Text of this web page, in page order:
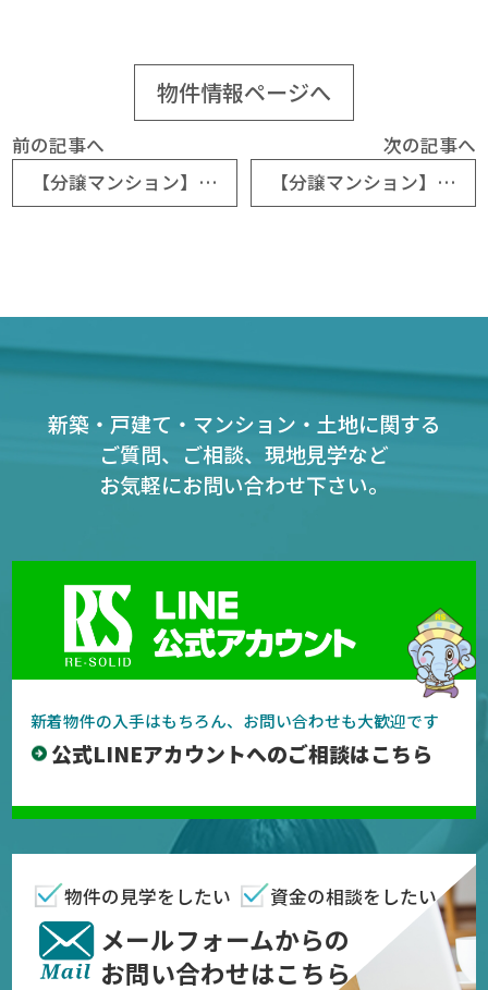
物件情報ページへ
前の記事へ
【分譲マンション】横川コーポラス
次の記事へ
【分譲マンション】フローレンス西白島グランドアーク
新築・戸建て・マンション・土地に関する
ご質問、ご相談、現地見学など
お気軽にお問い合わせ下さい。
新着物件の入手はもちろん、お問い合わせも大歓迎です
公式LINEアカウントへのご相談はこちら
物件の見学をしたい 資金の相談をしたい
メールフォームからの
お問い合わせはこちら